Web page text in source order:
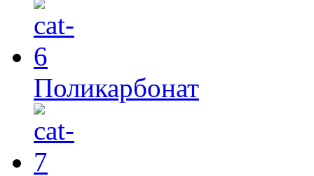
Поликарбонат